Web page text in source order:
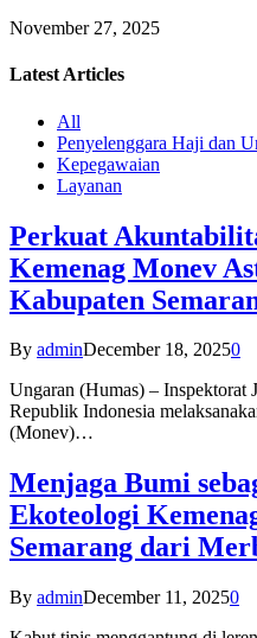
November 27, 2025
Latest Articles
All
Penyelenggara Haji dan
Kepegawaian
Layanan
Perkuat
Kemenag Monev
Kabupaten
By adminDecember 18, 20250
Ungaran (Humas) – Inspektorat
Republik Indonesia
(Monev)…
Menjaga Bumi
Ekoteologi
Semarang dari
By adminDecember 11, 20250